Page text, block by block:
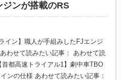
ジンが搭載のRS
イン】職人が手組みしたFJエンジ
わせて読みたい記事： あわせて読
首都高速トライアル1】劇中車TBO
ンの仕様 あわせて読みたい記事：